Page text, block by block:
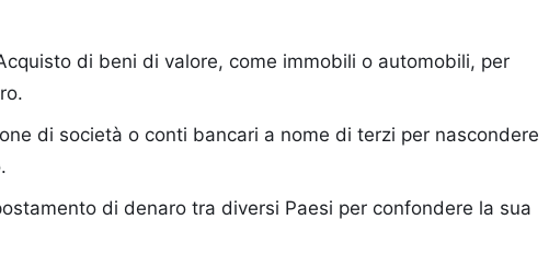
di beni di valore, come immobili o automobili, per
di società o conti bancari a nome di terzi per nascondere
di denaro tra diversi Paesi per confondere la sua